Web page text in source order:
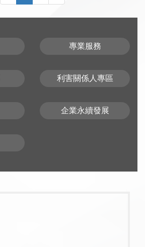
專業服務
利害關係人專區
企業永續發展